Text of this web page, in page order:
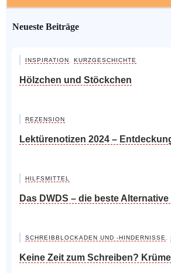
Neueste Beiträge
INSPIRATION KURZGESCHICHTE
Hölzchen und Stöckchen
REZENSION
Lektürenotizen 2024 –
HILFSMITTEL
Das DWDS – die beste
SCHREIBBLOCKADEN UND -HINDERNISSE
Keine Zeit zum Schreiben?